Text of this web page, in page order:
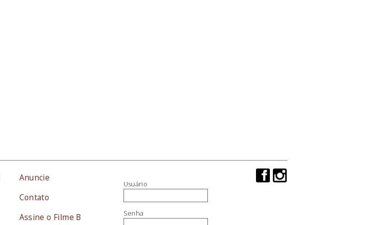
Anuncie
Contato
Assine o Filme B
Usuário
Senha